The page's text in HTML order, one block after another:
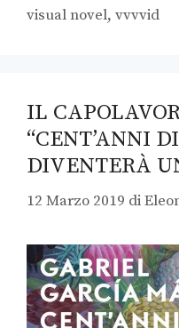
visual novel, vvvvid
IL
“CENT’ANNI
DIVENTERÀ
12 Marzo 2019 di